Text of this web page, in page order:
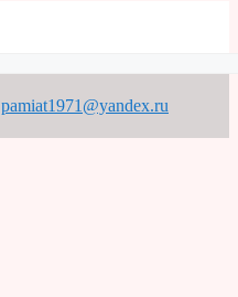
pamiat1971@yandex.ru